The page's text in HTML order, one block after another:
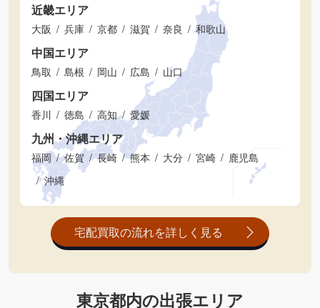
近畿エリア
大阪 兵庫 京都 滋賀 奈良 和歌山
中国エリア
鳥取 島根 岡山 広島 山口
四国エリア
香川 徳島 高知 愛媛
九州・沖縄エリア
福岡 佐賀 長崎 熊本 大分 宮崎
鹿児島
沖縄
宅配買取の流れを詳しく見る
東京都内の出張エリア